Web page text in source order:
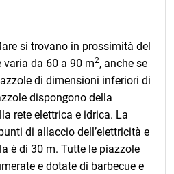
si trovano in prossimità del
varia da 60 a 90 m2, anche se
di dimensioni inferiori di
dispongono della
rete elettrica e idrica. La
di allaccio dell’elettricità e
è di 30 m. Tutte le piazzole
e dotate di barbecue e